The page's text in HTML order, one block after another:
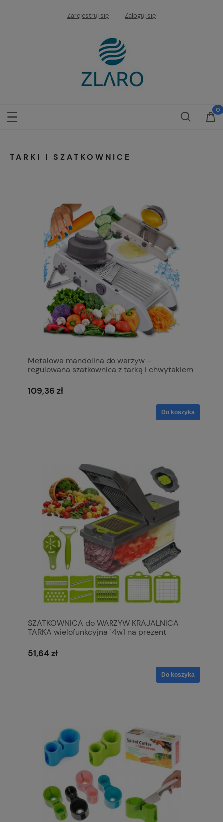
Zarejestruj się Zaloguj się
TARKI I SZATKOWNICE
Metalowa mandolina do warzyw –
regulowana szatkownica z tarką i chwytakiem
109,36 zł
Do koszyka
SZATKOWNICA do WARZYW KRAJALNICA
TARKA wielofunkcyjna 14w1 na prezent
51,64 zł
Do koszyka